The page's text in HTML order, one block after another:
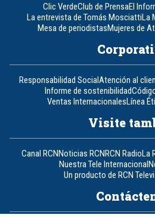
Clic VerdeClub de PrensaEl
La entrevista de Tomás MosciattiLa
Mesa de periodistasMujeres de
Responsabilidad SocialAtención al
Informe de sostenibilidad
Ventas InternacionalesLínea
Visite
Canal RCNNoticias RCNRCN RadioLa
Nuestra Tele Internacional
Un producto de RCN